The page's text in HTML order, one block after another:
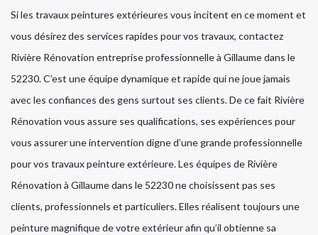
Si les travaux peintures extérieures vous incitent en ce moment et
vous désirez des services rapides pour vos travaux, contactez
Rivière Rénovation entreprise professionnelle à Gillaume dans le
52230. C’est une équipe dynamique et rapide qui ne joue jamais
avec les confiances des gens surtout ses clients. De ce fait Rivière
Rénovation vous assure ses qualifications, ses expériences pour
vous assurer une intervention digne d’une grande professionnelle
pour vos travaux peinture extérieure. Les équipes de Rivière
Rénovation à Gillaume dans le 52230 ne choisissent pas ses
clients, professionnels et particuliers. Elles réalisent toujours une
peinture magnifique de votre extérieur afin qu’il obtienne sa